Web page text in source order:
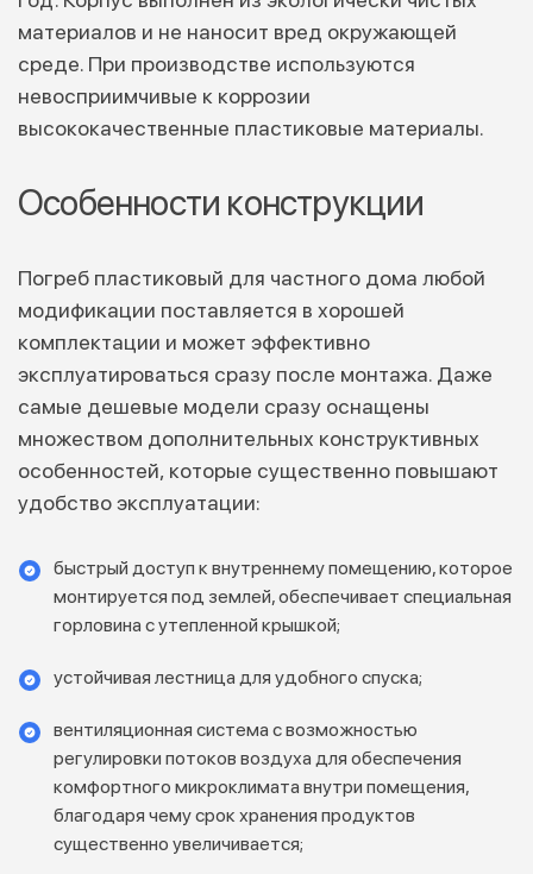
материалов и не наносит вред окружающей
среде. При производстве используются
невосприимчивые к коррозии
высококачественные пластиковые материалы.
Особенности конструкции
Погреб пластиковый для частного дома любой
модификации поставляется в хорошей
комплектации и может эффективно
эксплуатироваться сразу после монтажа. Даже
самые дешевые модели сразу оснащены
множеством дополнительных конструктивных
особенностей, которые существенно повышают
удобство эксплуатации:
быстрый доступ к внутреннему помещению, которое
монтируется под землей, обеспечивает специальная
горловина с утепленной крышкой;
устойчивая лестница для удобного спуска;
вентиляционная система с возможностью
регулировки потоков воздуха для обеспечения
комфортного микроклимата внутри помещения,
благодаря чему срок хранения продуктов
существенно увеличивается;